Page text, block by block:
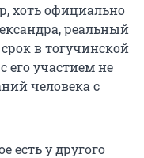
хоть официально
реальный
в тогучинской
его участием не
человека с
есть у другого